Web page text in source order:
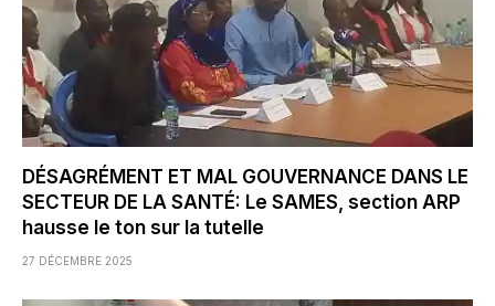
DÉSAGRÉMENT ET MAL GOUVERNANCE DANS LE
SECTEUR DE LA SANTÉ: Le SAMES, section ARP
hausse le ton sur la tutelle
27 DÉCEMBRE 2025